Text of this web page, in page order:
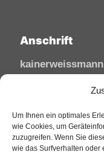
Um Ihnen ein optimales
wie Cookies, um
zuzugreifen. Wenn Sie
wie das Surfverhalten oder
Anschrift
Linzhausenstraße
Deutschland
Tel: 02644/945 81